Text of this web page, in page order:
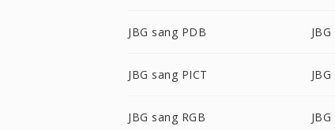
JBG sang PDB
JBG sang PICT
JBG sang RGB